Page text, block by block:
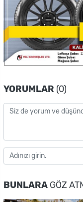
YORUMLAR (0)
BUNLARA GÖZ